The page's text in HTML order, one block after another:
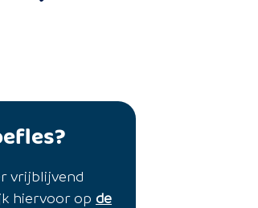
vrijblijvend
hiervoor op de